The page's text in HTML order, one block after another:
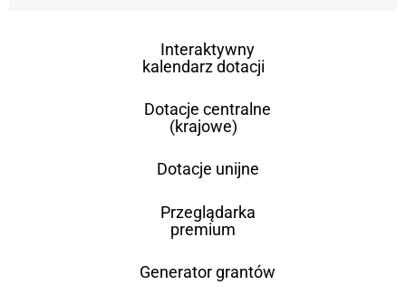
Interaktywny
kalendarz dotacji
Dotacje centralne
(krajowe)
Dotacje unijne
Przeglądarka
premium
Generator grantów